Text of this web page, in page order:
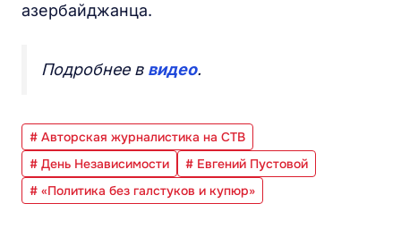
азербайджанца.
Подробнее в видео.
# Авторская журналистика на СТВ
# День Независимости
# Евгений Пустовой
# «Политика без галстуков и купюр»